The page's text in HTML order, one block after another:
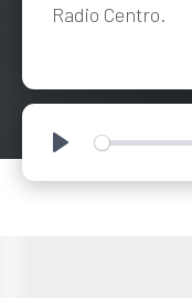
Radio Centro.
Play